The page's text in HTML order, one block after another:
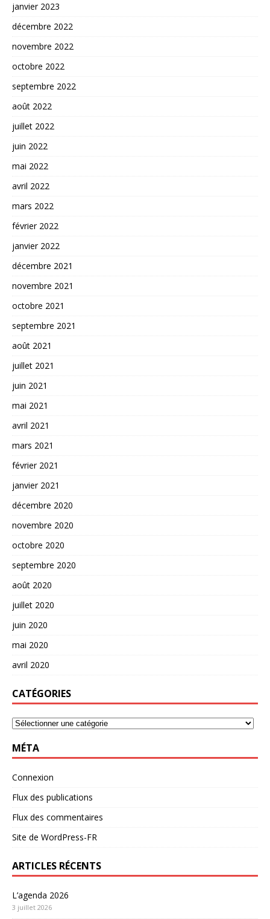
janvier 2023
décembre 2022
novembre 2022
octobre 2022
septembre 2022
août 2022
juillet 2022
juin 2022
mai 2022
avril 2022
mars 2022
février 2022
janvier 2022
décembre 2021
novembre 2021
octobre 2021
septembre 2021
août 2021
juillet 2021
juin 2021
mai 2021
avril 2021
mars 2021
février 2021
janvier 2021
décembre 2020
novembre 2020
octobre 2020
septembre 2020
août 2020
juillet 2020
juin 2020
mai 2020
avril 2020
CATÉGORIES
MÉTA
Connexion
Flux des publications
Flux des commentaires
Site de WordPress-FR
ARTICLES RÉCENTS
L’agenda 2026
3 juillet 2026